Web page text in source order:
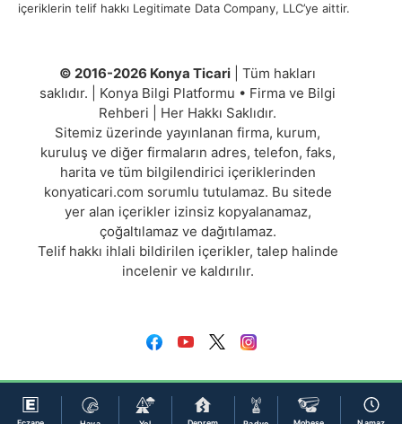
içeriklerin telif hakkı Legitimate Data Company, LLC’ye aittir.
© 2016-2026 Konya Ticari | Tüm hakları
saklıdır. | Konya Bilgi Platformu • Firma ve Bilgi
Rehberi | Her Hakkı Saklıdır.
Sitemiz üzerinde yayınlanan firma, kurum,
kuruluş ve diğer firmaların adres, telefon, faks,
harita ve tüm bilgilendirici içeriklerinden
konyaticari.com sorumlu tutulamaz. Bu sitede
yer alan içerikler izinsiz kopyalanamaz,
çoğaltılamaz ve dağıtılamaz.
Telif hakkı ihlali bildirilen içerikler, talep halinde
incelenir ve kaldırılır.